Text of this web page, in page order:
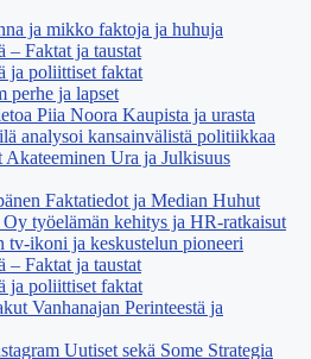
ja mikko faktoja ja huhuja
– Faktat ja taustat
ja poliittiset faktat
perhe ja lapset
Piia Noora Kaupista ja urasta
analysoi kansainvälistä politiikkaa
Ura ja Julkisuus
Faktatiedot ja Median Huhut
työelämän kehitys ja HR-ratkaisut
tv-ikoni ja keskustelun pioneeri
– Faktat ja taustat
ja poliittiset faktat
Vanhanajan Perinteestä ja
Uutiset sekä Some Strategia